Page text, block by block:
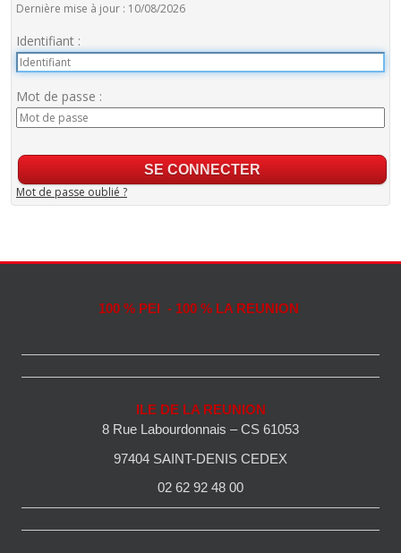
Dernière mise à jour : 10/08/2026
Identifiant :
Mot de passe :
Mot de passe oublié ?
100 % PEI - 100 % LA REUNION
ILE DE LA REUNION
8 Rue Labourdonnais – CS 61053
97404 SAINT-DENIS CEDEX
02 62 92 48 00